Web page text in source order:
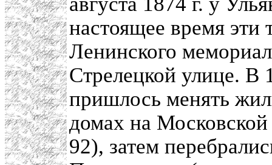
настоящее время эти
Ленинского
Стрелецкой улице. В
пришлось менять
домах на
92), затем